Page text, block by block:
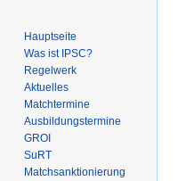
Hauptseite
Was ist IPSC?
Regelwerk
Aktuelles
Matchtermine
Ausbildungs­termine
GROI
SuRT
Match­sanktionierung